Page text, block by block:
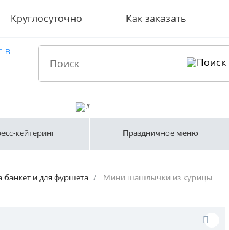
Круглосуточно Как заказать
кейтеринг Праздничное меню
банкет и для фуршета Мини шашлычки из курицы